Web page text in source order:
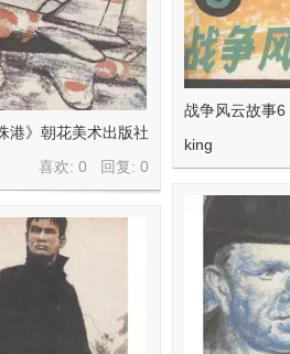
港》朝花美术出版社
喜欢: 0 回复: 0
战争风云故事
king